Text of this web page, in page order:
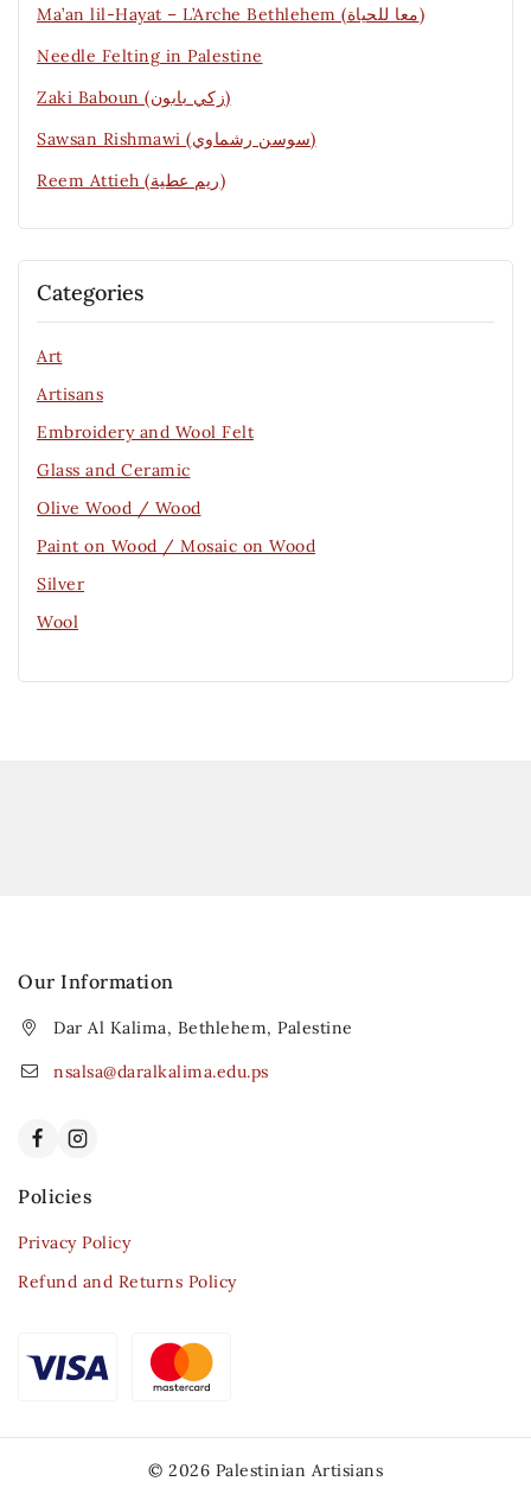
Ma’an lil-Hayat – L’Arche Bethlehem (معا للحياة)
Needle Felting in Palestine
Zaki Baboun (زكي بابون)
Sawsan Rishmawi (سوسن رشماوي)
Reem Attieh (ريم عطية)
Categories
Art
Artisans
Embroidery and Wool Felt
Glass and Ceramic
Olive Wood / Wood
Paint on Wood / Mosaic on Wood
Silver
Wool
Our Information
Dar Al Kalima, Bethlehem, Palestine
nsalsa@daralkalima.edu.ps
Policies
Privacy Policy
Refund and Returns Policy
© 2026 Palestinian Artisians